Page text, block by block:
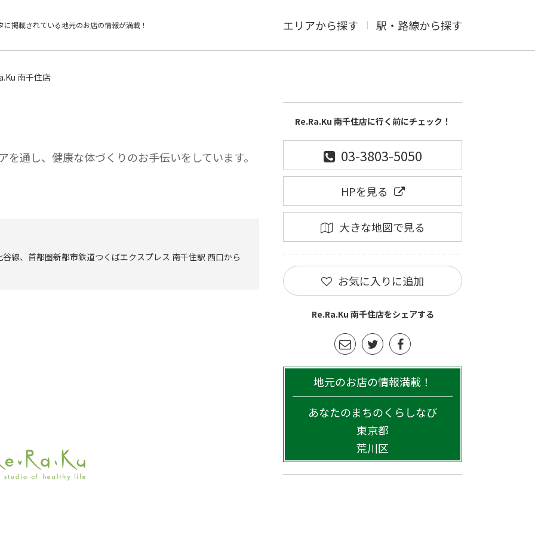
に掲載されている地元のお店の情報が満載！ エリアから探す 駅・路線から探す
南千住店
通し、健康な体づくりのお手伝いをしています。
線、首都圏新都市鉄道つくばエクスプレス 南千住駅 西口から
Re.Ra.Ku 南千住店に行く前にチェック！
03-3803-5050
HPを見る
大きな地図で見る
お気に入りに追加
Re.Ra.Ku 南千住店をシェアする
地元のお店の情報満載！
あなたのまちのくらしなび
東京都
荒川区